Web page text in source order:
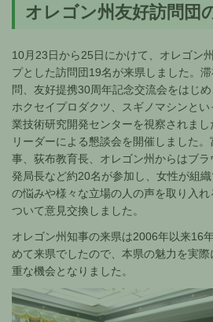
オレゴン州友好訪問団
10月23日から25日にかけて、オレゴン
プとした訪問団19名が来県しました。
問、友好提携30周年記念交流会をはじめ
ホクセイプロダクツ、スギノマシンと
業技術研究開発センターを視察されま
リーダーによる懇談会を開催しました
事、荻布教育長、オレゴン州からはブ
発局長など約20名が参加し、女性が組
の悩みや様々な立場の人の声を取り入
ついて意見交換しました。
オレゴン州知事の来県は2006年以来16
めて来県でしたので、本県の魅力を実
重な機会となりました。